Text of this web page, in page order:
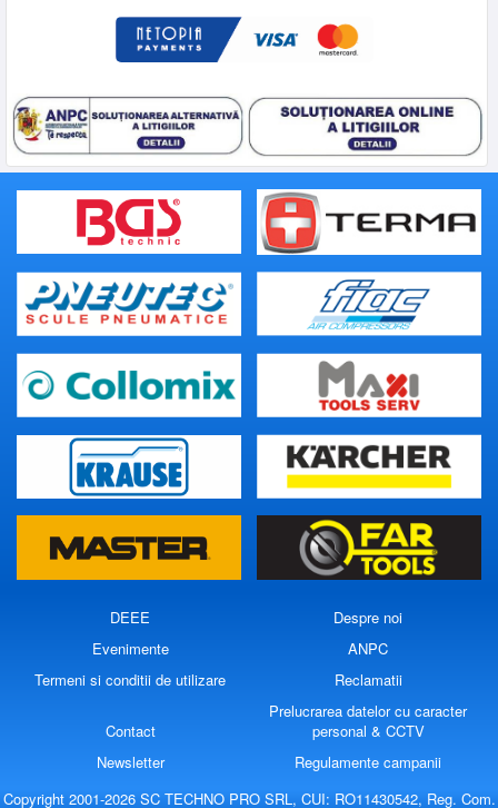
DEEE
Despre noi
Evenimente
ANPC
Termeni si conditii de utilizare
Reclamatii
Contact
Prelucrarea datelor cu caracter
personal & CCTV
Newsletter
Regulamente campanii
Copyright 2001-2026 SC TECHNO PRO SRL, CUI: RO11430542, Reg. Com.